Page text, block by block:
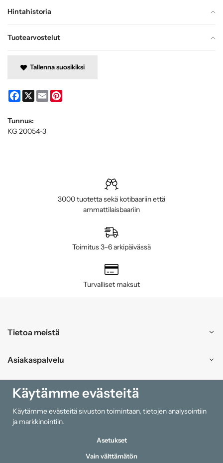
Hintahistoria
Tuotearvostelut
Tallenna suosikiksi
Facebook
X Email
Tunnus:
KG 20054-3
3000 tuotetta sekä kotibaariin että
ammattilaisbaariin
Toimitus 3–6 arkipäivässä
Turvalliset maksut
Tietoa meistä
Asiakaspalvelu
Ostokset
Tiedot
Käytämme evästeitä
Käytämme evästeitä sivuston toimintaan, tietojen analysointiin
ja markkinointiin.
Asetukset
Vain välttämätön